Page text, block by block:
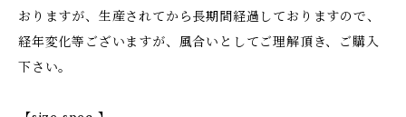
おりますが、生産されてから長期間経過しておりますので、
経年変化等ございますが、風合いとしてご理解頂き、ご購入
下さい。